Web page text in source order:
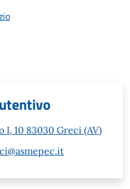
I, 10 83030 Greci (AV)